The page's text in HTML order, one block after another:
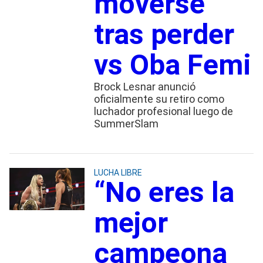
tras perder
vs Oba Femi
Brock Lesnar anunció
oficialmente su retiro como
luchador profesional luego de
SummerSlam
LUCHA LIBRE
“No eres la
mejor
campeona